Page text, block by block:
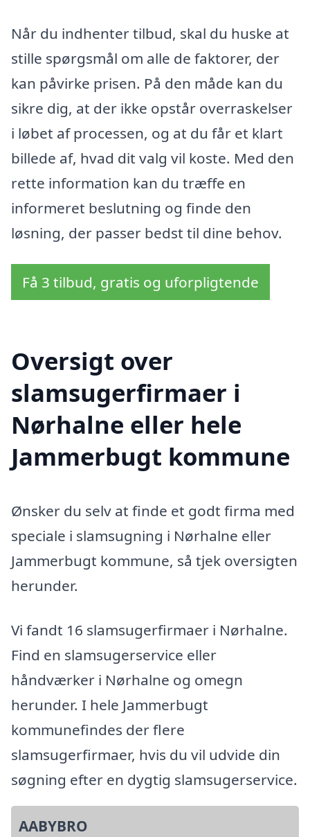
Når du indhenter tilbud, skal du huske at
stille spørgsmål om alle de faktorer, der
kan påvirke prisen. På den måde kan du
sikre dig, at der ikke opstår overraskelser
i løbet af processen, og at du får et klart
billede af, hvad dit valg vil koste. Med den
rette information kan du træffe en
informeret beslutning og finde den
løsning, der passer bedst til dine behov.
Få 3 tilbud, gratis og uforpligtende
Oversigt over
slamsugerfirmaer i
Nørhalne eller hele
Jammerbugt kommune
Ønsker du selv at finde et godt firma med
speciale i slamsugning i Nørhalne eller
Jammerbugt kommune, så tjek oversigten
herunder.
Vi fandt 16 slamsugerfirmaer i Nørhalne.
Find en slamsugerservice eller
håndværker i Nørhalne og omegn
herunder. I hele Jammerbugt
kommunefindes der flere
slamsugerfirmaer, hvis du vil udvide din
søgning efter en dygtig slamsugerservice.
AABYBRO